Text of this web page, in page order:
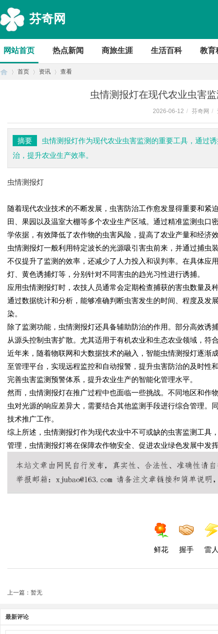
芬奇网
网站首页 热点新闻 商旅生涯 生活百科 教育
首页 资讯 查看
虫情测报灯在现代农业虫害
2026-06-12 / 芬奇网 /
摘要
虫情测报灯作为现代农业虫害监测的重要工具，通过
治，提升农业生产效率。
虫情测报灯
随着现代农业技术的不断发展，虫害防治工作愈发显得重要和
田、果园以及温室大棚等多个农业生产区域。通过精准监测虫
学依据，有效降低了农作物的虫害风险，提高了农业产量和经济
虫情测报灯一般利用特定波长的光源吸引害虫前来，并通过捕
不仅提升了监测的效率，还减少了人力投入和误判率。在具体应
灯、黄色诱捕灯等，分别针对不同害虫的趋光习性进行诱捕。
应用虫情测报灯时，农技人员通常会定期检查捕获的害虫数量
通过数据统计和分析，能够准确判断虫害发生的时间、程度及发
染。
除了监测功能，虫情测报灯还具备辅助防治的作用。部分高效
从源头控制虫害扩散。尤其适用于有机农业和生态农业领域，符
近年来，随着物联网和大数据技术的融入，智能虫情测报灯逐渐
至管理平台，实现远程监控和自动报警，提升虫害防治的及时性
完善虫害监测预警体系，提升农业生产的智能化管理水平。
然而，虫情测报灯在推广过程中也面临一些挑战。不同地区和作
虫对光源的响应差异大，需要结合其他监测手段进行综合管理
技术推广工作。
综上所述，虫情测报灯作为现代农业中不可或缺的虫害监测工具
管理，虫情测报灯将在保障农作物安全、促进农业绿色发展中发
鲜花 握手 雷
上一篇：暂无
最新评论